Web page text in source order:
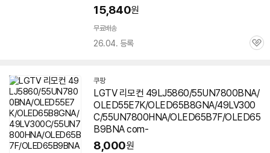
15,840원
무료배송
26.04. 등록
관
쿠팡
LGTV 리모컨 49LJ5860/55UN7800BNA/
OLED55E7K/OLED65B8GNA/49LV300
C/55UN7800HNA/OLED65B7F/OLED65
B9BNA com-
8,000원